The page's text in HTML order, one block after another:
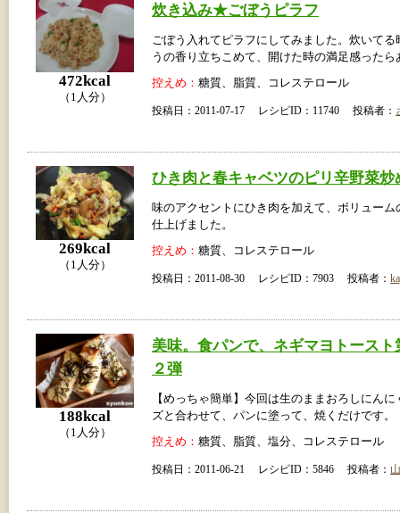
472kcal
（1人分）
炊き込み★ごぼうピラフ
ごぼう入れてピラフにしてみました。炊いてる
うの香り立ちこめて、開けた時の満足感ったら
控えめ： 糖質、脂質、コレステロール
投稿日：2011-07-17 レシピID：11740 投稿者：
269kcal
（1人分）
ひき肉と春キャベツのピリ辛野菜炒
味のアクセントにひき肉を加えて、ボリューム
仕上げました。
控えめ： 糖質、コレステロール
投稿日：2011-08-30 レシピID：7903 投稿者：
188kcal
（1人分）
美味。食パンで、ネギマヨトースト
２弾
【めっちゃ簡単】今回は生のままおろしにん
ズと合わせて、パンに塗って、焼くだけです。
控えめ： 糖質、脂質、塩分、コレステロール
投稿日：2011-06-21 レシピID：5846 投稿者：